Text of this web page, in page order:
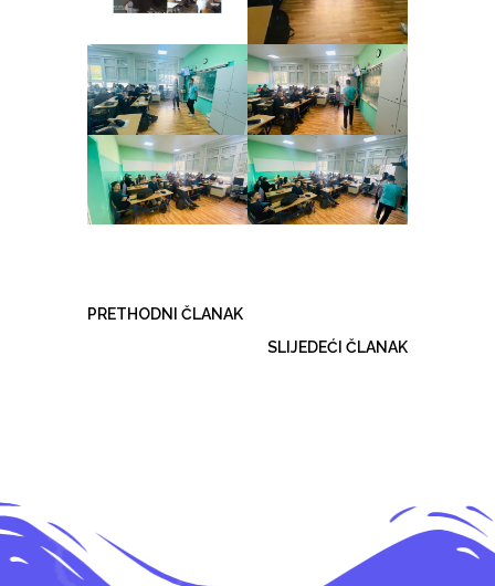
PRETHODNI ČLANAK
SLIJEDEĆI ČLANAK